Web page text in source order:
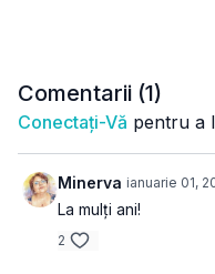
Comentarii (1)
Conectați-Vă pentru a
Minerva ianuarie 01,
La mulți ani!
2